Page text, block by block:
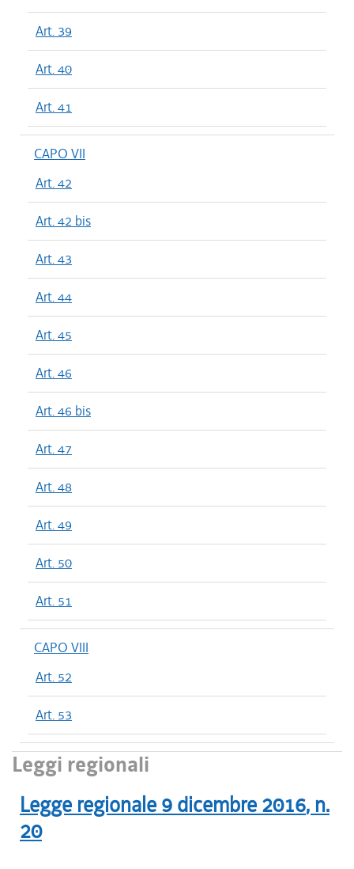
Art. 39
Art. 40
Art. 41
CAPO VII
Art. 42
Art. 42 bis
Art. 43
Art. 44
Art. 45
Art. 46
Art. 46 bis
Art. 47
Art. 48
Art. 49
Art. 50
Art. 51
CAPO VIII
Art. 52
Art. 53
Leggi regionali
Legge regionale 9 dicembre 2016, n.
20